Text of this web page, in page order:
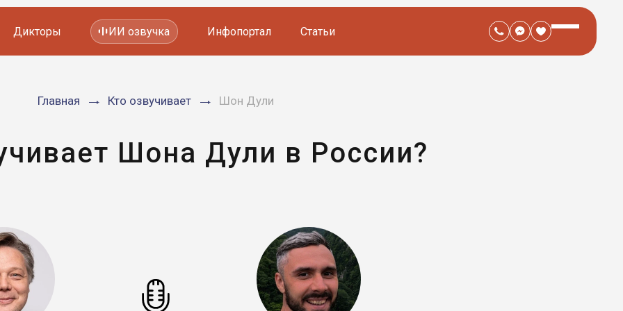
Мультфильмов
Дикторы ИИ озвучка Инфопортал Статьи
Главная Кто озвучивает Шон Дули
Шона Дули в России?